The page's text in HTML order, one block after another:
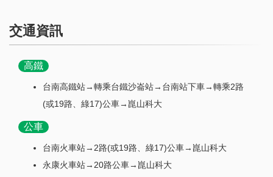
交通資訊
高鐵
台南高鐵站→轉乘台鐵沙崙站→台南站下車→轉乘2路
(或19路、綠17)公車→崑山科大
公車
台南火車站→2路(或19路、綠17)公車→崑山科大
永康火車站→20路公車→崑山科大